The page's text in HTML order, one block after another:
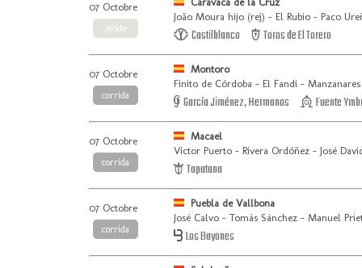
07 Octobre
mixte
João Moura hijo (rej) - El Rubio - Paco
Castilblanco Toros de El Torero
07 Octobre
corrida
Montoro
Finito de Córdoba - El Fandi -
García Jiménez, Hermanos Fuente
07 Octobre
corrida
Macael
Victor Puerto - Rivera Ordóñez - José
Tapatana
07 Octobre
corrida
Puebla de Vallbona
José Calvo - Tomás Sánchez - Manuel
Los Bayones